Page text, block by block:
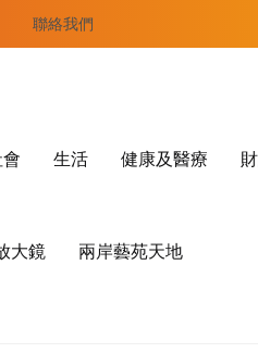
聯絡我們
生活 健康及醫療
大鏡 兩岸藝苑天地